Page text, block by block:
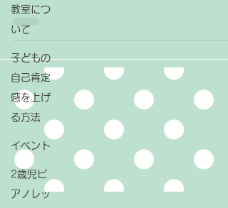
教室につ
いて
子どもの
自己肯定
感を上げ
る方法
イベント
2歳児ピ
アノレッ
ピアノコンクールが開催されていて、入賞
目指してコンクールに参加している方もい
室では基本的にグレード受験やコンクール
加を目指していません。なぜかというと 音
楽は自由なもの だと考えているから です
私自身は大学受験のためや講師資格を取る
めにグレードや試験を受け続けてきました
試験ですので決められた課題曲があり、先
からこの曲をやらなければならないと言わ
て習ってきました。私はピアノの先生を目
していたので、そのために学ばなければい